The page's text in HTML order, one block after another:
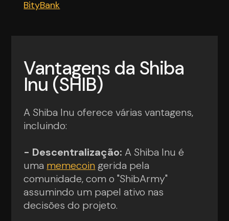
BityBank
Vantagens da Shiba
Inu (SHIB)
A Shiba Inu oferece várias vantagens,
incluindo:
- Descentralização: A Shiba Inu é
uma memecoingerida pela
comunidade, com o "ShibArmy"
assumindo um papel ativo nas
decisões do projeto.